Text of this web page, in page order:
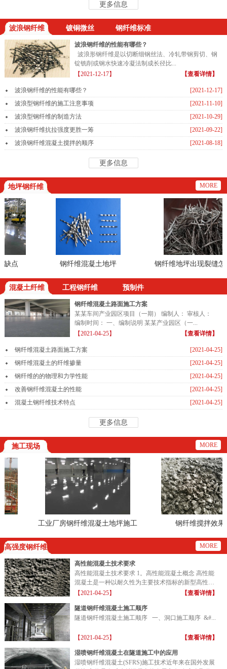
更多信息
波浪钢纤维 镀铜微丝 钢纤维标准
波浪钢纤维的性能有哪些？
波浪形钢纤维是以切断细钢丝法、冷轧带钢剪切、钢
锭铣削或钢水快速冷凝法制成长径比...
【2021-12-17】
【查看详情】
[2021-12-17]
波浪钢纤维的性能有哪些？
[2021-11-10]
波浪型钢纤维的施工注意事项
[2021-10-29]
波浪型钢纤维的制造方法
[2021-09-22]
波浪钢纤维抗拉强度更胜一筹
[2021-08-18]
波浪钢纤维混凝土搅拌的顺序
更多信息
地坪钢纤维 MORE
点 钢纤维混凝土地坪 钢纤维地坪出现裂缝怎么
混凝土纤维 工程钢纤维 预制件
钢纤维混凝土路面施工方案
某某车间产业园区项目（一期） 编制人： 审核人：
编制时间： 一、编制说明 某某产业园区（一...
【2021-04-25】
【查看详情】
[2021-04-25]
钢纤维混凝土路面施工方案
[2021-04-25]
钢纤维混凝土的纤维掺量
[2021-04-25]
钢纤维的的物理和力学性能
[2021-04-25]
改善钢纤维混凝土的性能
[2021-04-25]
混凝土钢纤维技术特点
更多信息
施工现场 MORE
工业厂房钢纤维混凝土地坪施工
钢纤维搅拌效果
高强度钢纤维 MORE
高性能混凝土技术要求
高性能混凝土技术要求 1。高性能混凝土概念 高性能
混凝土是一种以耐久性为主要技术指标的新型高性能
混凝土...
【2021-04-25】 【查看详情】
隧道钢纤维混凝土施工顺序
隧道钢纤维混凝土施工顺序 一、洞口施工顺序 &#...
【2021-04-25】 【查看详情】
湿喷钢纤维混凝土在隧道施工中的应用
湿喷钢纤维混凝土(SFRS)施工技术近年来在国外发展